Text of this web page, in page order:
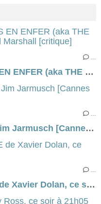
SORCIÈRE - CINQ JOURS EN ENFER (aka THE RECKONING en VO) de Neil Marshall [critique]
…
THE DEAD DON’T DIE de Jim Jarmusch [Cannes Express]
…
JUSTE LA FIN DU MONDE de Xavier Dolan, ce soir, à 21h05 sur France 2...